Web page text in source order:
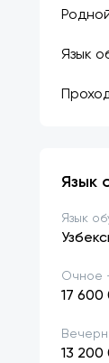
Язык
Язык
Язык
Очное -
17 600
13 200